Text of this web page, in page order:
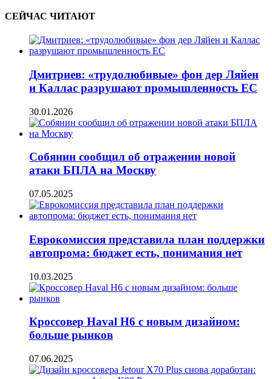
СЕЙЧАС ЧИТАЮТ
Дмитриев: «трудолюбивые» фон дер Ляйен
и Каллас разрушают промышленность ЕС
30.01.2026
Собянин сообщил об отражении новой
атаки БПЛА на Москву
07.05.2025
Еврокомиссия представила план поддержки
автопрома: бюджет есть, понимания нет
10.03.2025
Кроссовер Haval H6 с новым дизайном:
больше рынков
07.06.2025